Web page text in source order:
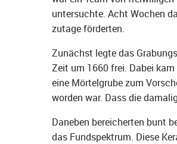
untersuchte. Acht Wochen
zutage förderten.
Zunächst legte das
Zeit um 1660 frei. Dabei
eine Mörtelgrube zum
worden war. Dass die
Daneben bereicherten bunt
das Fundspektrum. Diese